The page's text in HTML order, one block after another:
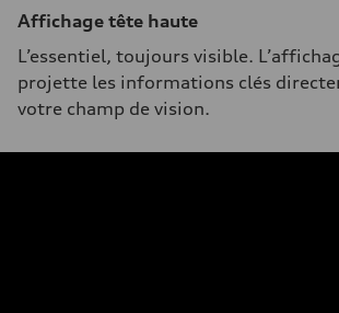
Affichage tête haute
L’essentiel, toujours visible.
projette les informations clés
votre champ de vision.